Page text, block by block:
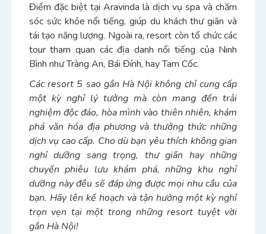
Điểm đặc biệt tại Aravinda là dịch vụ spa và chăm
sóc sức khỏe nổi tiếng, giúp du khách thư giãn và
tái tạo năng lượng. Ngoài ra, resort còn tổ chức các
tour tham quan các địa danh nổi tiếng của Ninh
Bình như Tràng An, Bái Đính, hay Tam Cốc.
Các resort 5 sao gần Hà Nội không chỉ cung cấp
một kỳ nghỉ lý tưởng mà còn mang đến trải
nghiệm độc đáo, hòa mình vào thiên nhiên, khám
phá văn hóa địa phương và thưởng thức những
dịch vụ cao cấp. Cho dù bạn yêu thích không gian
nghỉ dưỡng sang trọng, thư giãn hay những
chuyến phiêu lưu khám phá, những khu nghỉ
dưỡng này đều sẽ đáp ứng được mọi nhu cầu của
bạn. Hãy lên kế hoạch và tận hưởng một kỳ nghỉ
trọn vẹn tại một trong những resort tuyệt vời
gần Hà Nội!